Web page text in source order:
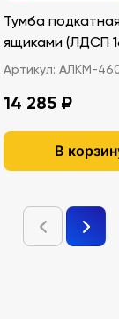
Тумба
ящиками
Артикул: АЛКМ-
14 285 ₽
В